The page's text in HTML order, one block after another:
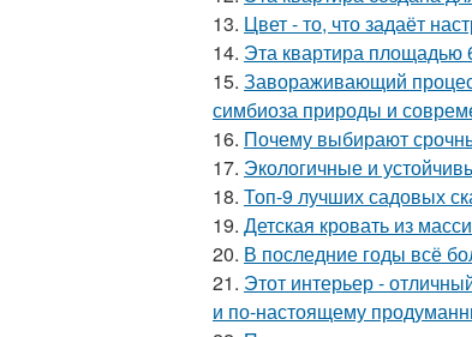
13. Цвет - то, что задаёт
14. Эта квартира площадью
15. Завораживающий
симбиоза природы и
16. Почему выбирают
17. Экологичные и
18. Топ-9 лучших садовых
19. Детская кровать из
20. В последние годы всё
21. Этот интерьер -
и по-настоящему